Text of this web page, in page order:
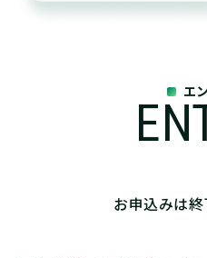
エ
お申込みは終